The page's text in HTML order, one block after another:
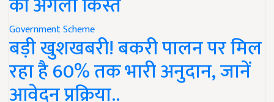
Government Scheme
बड़ी खुशखबरी! बकरी पालन पर मिल
रहा है 60% तक भारी अनुदान, जानें
आवेदन प्रक्रिया..